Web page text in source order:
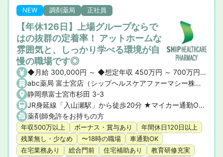
環境」を追求した実績
NEW 調剤薬局 正社員
【年休126日】上場グループならで
はの抜群の定着率！ アットホームな
雰囲気と、しっかり学べる環境が自
慢の職場です◎
◆月給 300,000円 ～ ◆想定年収 450万円 ～ 700万円 ※ご経験や前職の給与を考慮の上、決定いたします。 ◆昇給・賞与 ・昇給： あり ・賞与： あり（年2回）
abc薬局 富士宮店（シップヘルスケアファーマシー株式会社）
静岡県富士宮市杉田 3-3
JR身延線「入山瀬駅」から徒歩20分 ★マイカー通勤OK！
薬剤師免許をお持ちの方
年収500万以上 ボーナス・賞与あり
年間休日120日以上
残業無し・少なめ
〜18時の職場
車通勤OK
在宅業務あり
総合門前 住宅補助あり
教育研修充実